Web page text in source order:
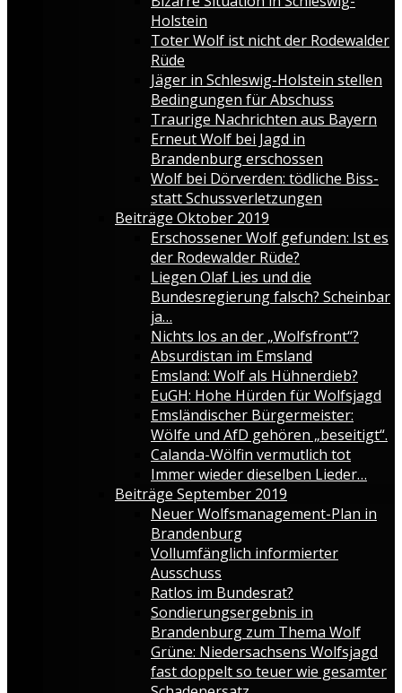
Holstein
Toter Wolf ist nicht der Rodewalder
Rüde
Jäger in Schleswig-Holstein stellen
Bedingungen für Abschuss
Traurige Nachrichten aus Bayern
Erneut Wolf bei Jagd in
Brandenburg erschossen
Wolf bei Dörverden: tödliche Biss-
statt Schussverletzungen
Beiträge Oktober 2019
Erschossener Wolf gefunden: Ist es
der Rodewalder Rüde?
Liegen Olaf Lies und die
Bundesregierung falsch? Scheinbar
ja…
Nichts los an der „Wolfsfront“?
Absurdistan im Emsland
Emsland: Wolf als Hühnerdieb?
EuGH: Hohe Hürden für Wolfsjagd
Emsländischer Bürgermeister:
Wölfe und AfD gehören „beseitigt“.
Calanda-Wölfin vermutlich tot
Immer wieder dieselben Lieder…
Beiträge September 2019
Neuer Wolfsmanagement-Plan in
Brandenburg
Vollumfänglich informierter
Ausschuss
Ratlos im Bundesrat?
Sondierungsergebnis in
Brandenburg zum Thema Wolf
Grüne: Niedersachsens Wolfsjagd
fast doppelt so teuer wie gesamter